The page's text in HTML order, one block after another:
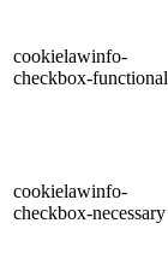
cookielawinfo-
checkbox-functional
cookielawinfo-
checkbox-necessary